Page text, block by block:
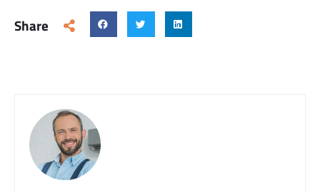
Share